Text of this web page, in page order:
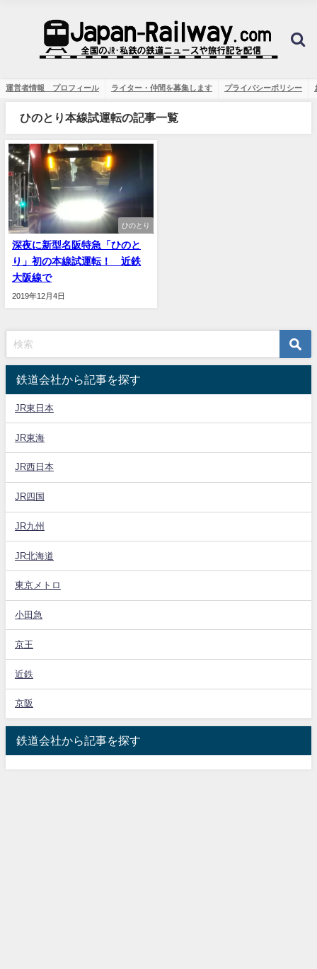
運営者情報 プロフィール ライター・仲間を募集します プライバシーポリシー
ひのとり本線試運転の記事一覧
ひのとり
深夜に新型名阪特急「ひのと
り」初の本線試運転！ 近鉄
大阪線で
2019年12月4日
鉄道会社から記事を探す
JR東日本
JR東海
JR西日本
JR四国
JR九州
JR北海道
東京メトロ
小田急
京王
近鉄
京阪
鉄道会社から記事を探す